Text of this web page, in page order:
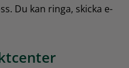
Du kan ringa, skicka e-